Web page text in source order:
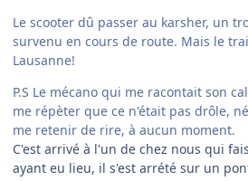
Le scooter dû passer au karsher, un
survenu en cours de route. Mais le
Lausanne!
P.S Le mécano qui me racontait son
me répèter que ce n'était pas drôle,
me retenir de rire, à aucun moment.
C'est arrivé à l'un de chez nous qui
ayant eu lieu, il s'est arrété sur un